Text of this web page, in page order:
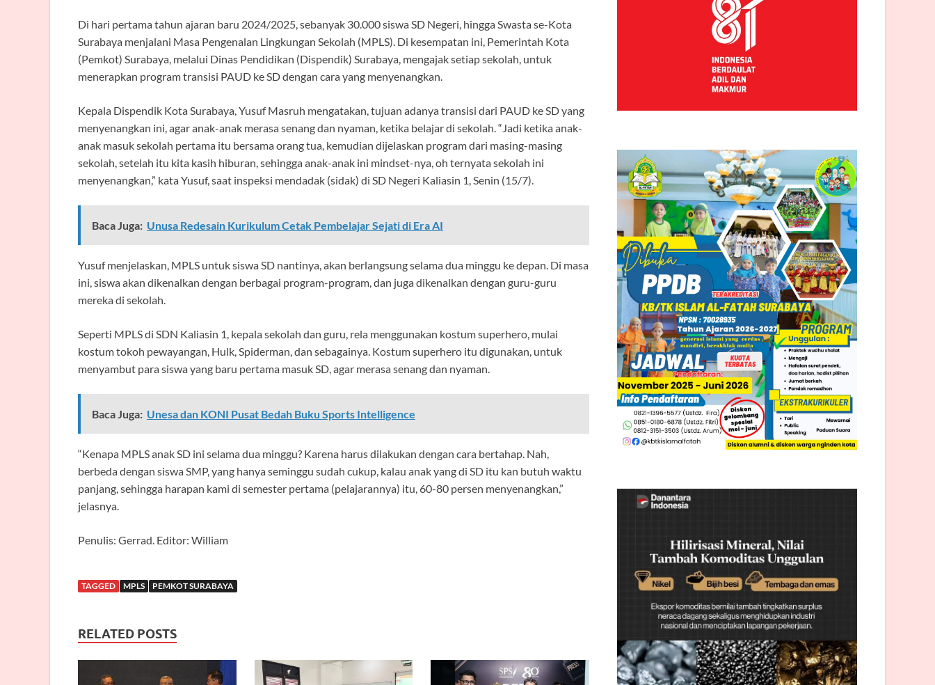
Di hari pertama tahun ajaran baru 2024/2025, sebanyak 30.000 siswa SD Negeri, hingga Swasta se-Kota
Surabaya menjalani Masa Pengenalan Lingkungan Sekolah (MPLS). Di kesempatan ini, Pemerintah Kota
(Pemkot) Surabaya, melalui Dinas Pendidikan (Dispendik) Surabaya, mengajak setiap sekolah, untuk
menerapkan program transisi PAUD ke SD dengan cara yang menyenangkan.
Kepala Dispendik Kota Surabaya, Yusuf Masruh mengatakan, tujuan adanya transisi dari PAUD ke SD yang
menyenangkan ini, agar anak-anak merasa senang dan nyaman, ketika belajar di sekolah. “Jadi ketika anak-
anak masuk sekolah pertama itu bersama orang tua, kemudian dijelaskan program dari masing-masing
sekolah, setelah itu kita kasih hiburan, sehingga anak-anak ini mindset-nya, oh ternyata sekolah ini
menyenangkan,” kata Yusuf, saat inspeksi mendadak (sidak) di SD Negeri Kaliasin 1, Senin (15/7).
Baca Juga: Unusa Redesain Kurikulum Cetak Pembelajar Sejati di Era AI
Yusuf menjelaskan, MPLS untuk siswa SD nantinya, akan berlangsung selama dua minggu ke depan. Di masa
ini, siswa akan dikenalkan dengan berbagai program-program, dan juga dikenalkan dengan guru-guru
mereka di sekolah.
Seperti MPLS di SDN Kaliasin 1, kepala sekolah dan guru, rela menggunakan kostum superhero, mulai
kostum tokoh pewayangan, Hulk, Spiderman, dan sebagainya. Kostum superhero itu digunakan, untuk
menyambut para siswa yang baru pertama masuk SD, agar merasa senang dan nyaman.
Baca Juga: Unesa dan KONI Pusat Bedah Buku Sports Intelligence
“Kenapa MPLS anak SD ini selama dua minggu? Karena harus dilakukan dengan cara bertahap. Nah,
berbeda dengan siswa SMP, yang hanya seminggu sudah cukup, kalau anak yang di SD itu kan butuh waktu
panjang, sehingga harapan kami di semester pertama (pelajarannya) itu, 60-80 persen menyenangkan,”
jelasnya.
Penulis: Gerrad. Editor: William
TAGGED MPLS PEMKOT SURABAYA
RELATED POSTS